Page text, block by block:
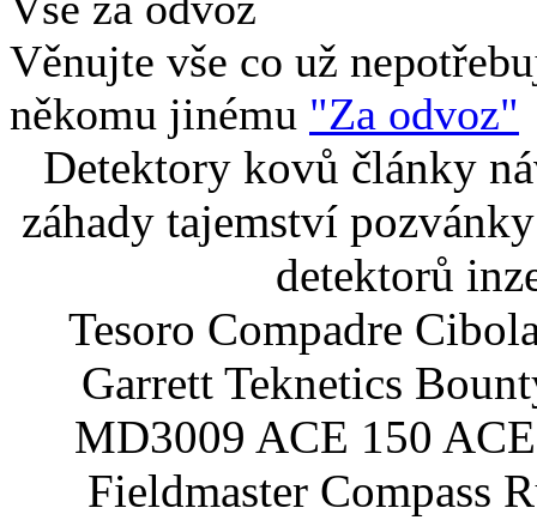
Věnujte vše co už
někomu jinému "Za odvoz"
Detektory kovů články
záhady tajemství
detektorů
Tesoro Compadre
Garrett Teknetics
MD3009 ACE 150
Fieldmaster Compass